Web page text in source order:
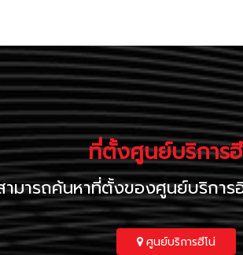
ที่ตั้งศูนย์บริการ
มารถค้นหาที่ตั้งของศูนย์บริการ
ศูนย์บริการฮีโน่